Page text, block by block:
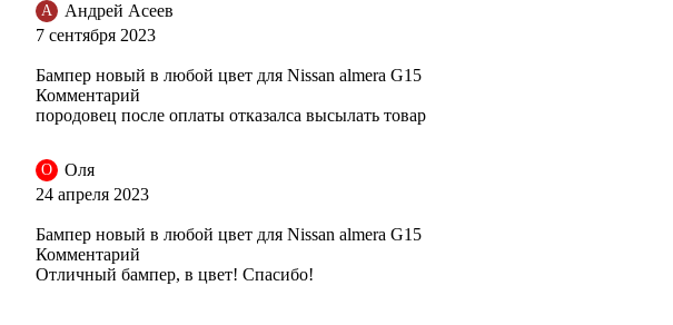
BPE - WHITE PEARL
BPE - WHITE PEARL
А
Андрей Асеев
7 сентября 2023
Бампер новый в любой цвет для Nissan almera G15
Комментарий
породовец после оплаты отказалса высылать товар
О
Оля
24 апреля 2023
Бампер новый в любой цвет для Nissan almera G15
Комментарий
Отличный бампер, в цвет! Спасибо!